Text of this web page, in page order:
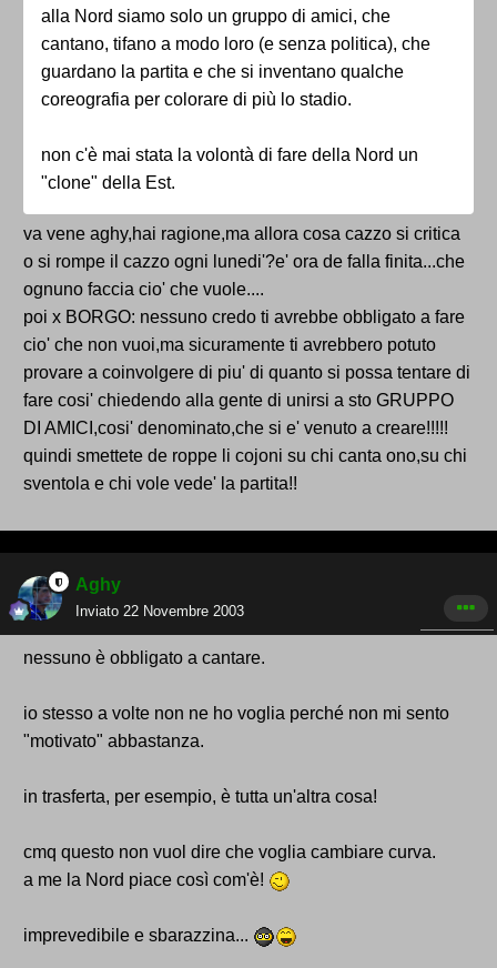
alla Nord siamo solo un gruppo di amici, che
cantano, tifano a modo loro (e senza politica), che
guardano la partita e che si inventano qualche
coreografia per colorare di più lo stadio.
non c'è mai stata la volontà di fare della Nord un
"clone" della Est.
va vene aghy,hai ragione,ma allora cosa cazzo si critica
o si rompe il cazzo ogni lunedi'?e' ora de falla finita...che
ognuno faccia cio' che vuole....
poi x BORGO: nessuno credo ti avrebbe obbligato a fare
cio' che non vuoi,ma sicuramente ti avrebbero potuto
provare a coinvolgere di piu' di quanto si possa tentare di
fare cosi' chiedendo alla gente di unirsi a sto GRUPPO
DI AMICI,cosi' denominato,che si e' venuto a creare!!!!!
quindi smettete de roppe li cojoni su chi canta ono,su chi
sventola e chi vole vede' la partita!!
Aghy
Inviato 22 Novembre 2003
nessuno è obbligato a cantare.
io stesso a volte non ne ho voglia perché non mi sento
"motivato" abbastanza.
in trasferta, per esempio, è tutta un'altra cosa!
cmq questo non vuol dire che voglia cambiare curva.
a me la Nord piace così com'è!
imprevedibile e sbarazzina...